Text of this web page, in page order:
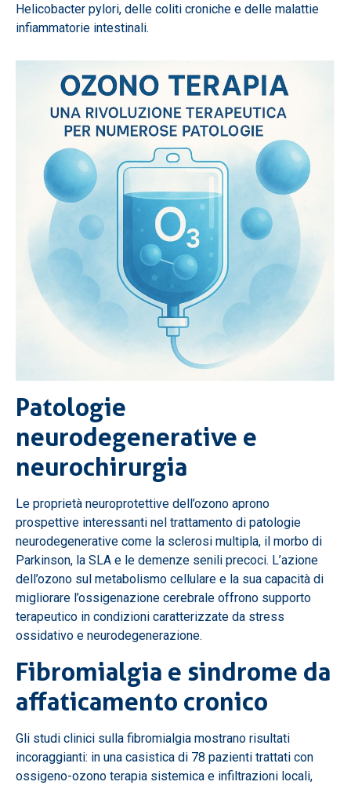
Helicobacter pylori, delle coliti croniche e delle malattie
infiammatorie intestinali.
Patologie
neurodegenerative e
neurochirurgia
Le proprietà neuroprotettive dell’ozono aprono
prospettive interessanti nel trattamento di patologie
neurodegenerative come la sclerosi multipla, il morbo di
Parkinson, la SLA e le demenze senili precoci. L’azione
dell’ozono sul metabolismo cellulare e la sua capacità di
migliorare l’ossigenazione cerebrale offrono supporto
terapeutico in condizioni caratterizzate da stress
ossidativo e neurodegenerazione.
Fibromialgia e sindrome da
affaticamento cronico
Gli studi clinici sulla fibromialgia mostrano risultati
incoraggianti: in una casistica di 78 pazienti trattati con
ossigeno-ozono terapia sistemica e infiltrazioni locali,